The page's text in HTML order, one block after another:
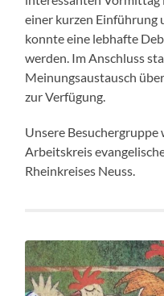
einer kurzen Einführung
konnte eine lebhafte
werden. Im Anschluss
Meinungsaustausch
zur Verfügung.
Unsere
Arbeitskreis
Rheinkreises Neuss.